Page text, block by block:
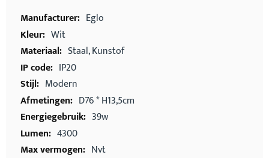
Meer
informatie
Eglo
Wit
Staal, Kunstof
IP20
Modern
D76 * H13,5cm
39w
4300
Nvt